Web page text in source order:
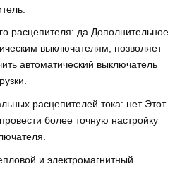
расцепителя: да Дополнительное
выключателям, позволяет
автоматический выключатель
расцепителей тока: нет Этот
более точную настройку
и электромагнитный